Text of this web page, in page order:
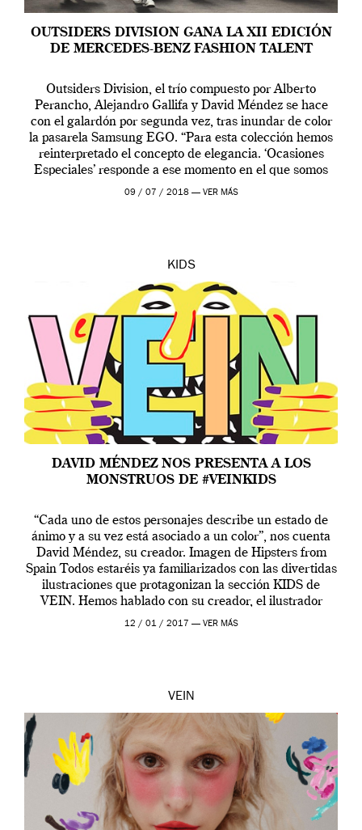
OUTSIDERS DIVISION GANA LA XII EDICIÓN
DE MERCEDES-BENZ FASHION TALENT
Outsiders Division, el trío compuesto por Alberto
Perancho, Alejandro Gallifa y David Méndez se hace
con el galardón por segunda vez, tras inundar de color
la pasarela Samsung EGO. “Para esta colección hemos
reinterpretado el concepto de elegancia. ‘Ocasiones
Especiales’ responde a ese momento en el que somos
jóvenes y estamos delante del espejo, seleccionando
09 / 07 / 2018 — VER MÁS
KIDS
DAVID MÉNDEZ NOS PRESENTA A LOS
MONSTRUOS DE #VEINKIDS
“Cada uno de estos personajes describe un estado de
ánimo y a su vez está asociado a un color”, nos cuenta
David Méndez, su creador. Imagen de Hipsters from
Spain Todos estaréis ya familiarizados con las divertidas
ilustraciones que protagonizan la sección KIDS de
VEIN. Hemos hablado con su creador, el ilustrador
David Méndez, acerca […]
12 / 01 / 2017 — VER MÁS
VEIN